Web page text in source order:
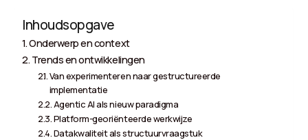
Inhoudsopgave
Onderwerp en context
Trends en ontwikkelingen
Van experimenteren naar gestructureerde
implementatie
Agentic AI als nieuw paradigma
Platform-georiënteerde werkwijze
Datakwaliteit als structuurvraagstuk